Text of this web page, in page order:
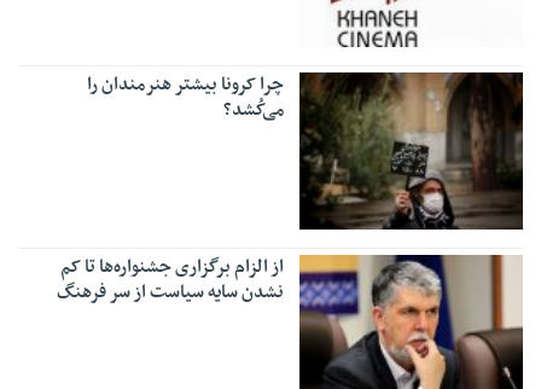
چرا کرونا بیشتر هنرمندان را
می‌کُشد؟
از الزام برگزاری‌ جشنواره‌ها تا کم
نشدن سایه سیاست از سر فرهنگ